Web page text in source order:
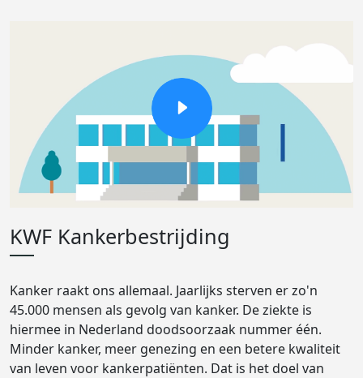
KWF Kankerbestrijding
Kanker raakt ons allemaal. Jaarlijks sterven er zo'n
45.000 mensen als gevolg van kanker. De ziekte is
hiermee in Nederland doodsoorzaak nummer één.
Minder kanker, meer genezing en een betere kwaliteit
van leven voor kankerpatiënten. Dat is het doel van